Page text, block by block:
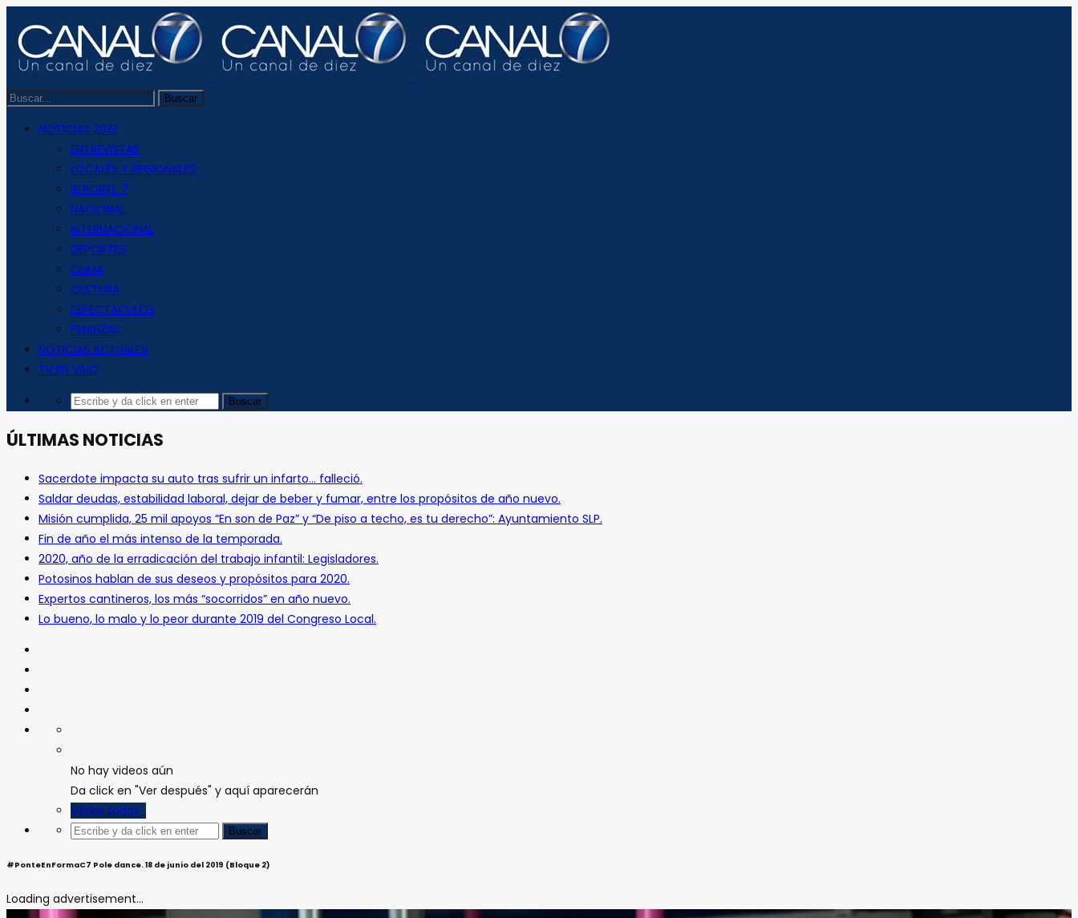
NOTICIAS 2019
ENTREVISTAS
LOCALES Y REGIONALES
REPORTE 7
NACIONAL
INTERNACIONAL
DEPORTES
CLIMA
CULTURA
ESPECTACULOS
FINANZAS
NOTICIAS ACTUALES
TV EN VIVO
ÚLTIMAS NOTICIAS
Sacerdote impacta su auto tras sufrir un infarto… falleció.
Saldar deudas, estabilidad laboral, dejar de beber y fumar, entre los propósitos de año nuevo.
Misión cumplida, 25 mil apoyos “En son de Paz” y “De piso a techo, es tu derecho”: Ayuntamiento SLP.
Fin de año el más intenso de la temporada.
2020, año de la erradicación del trabajo infantil: Legisladores.
Potosinos hablan de sus deseos y propósitos para 2020.
Expertos cantineros, los más “socorridos” en año nuevo.
Lo bueno, lo malo y lo peor durante 2019 del Congreso Local.
No hay videos aún
Da click en "Ver después" y aquí aparecerán
Verlos todos
#PonteEnFormaC7 Pole dance. 18 de junio del 2019 (Bloque 2)
Loading advertisement...